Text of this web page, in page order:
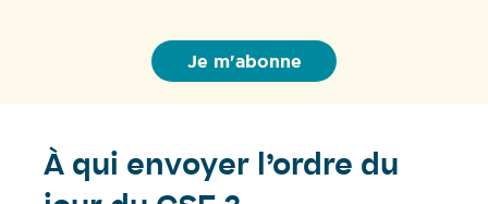
À qui envoyer l’ordre du